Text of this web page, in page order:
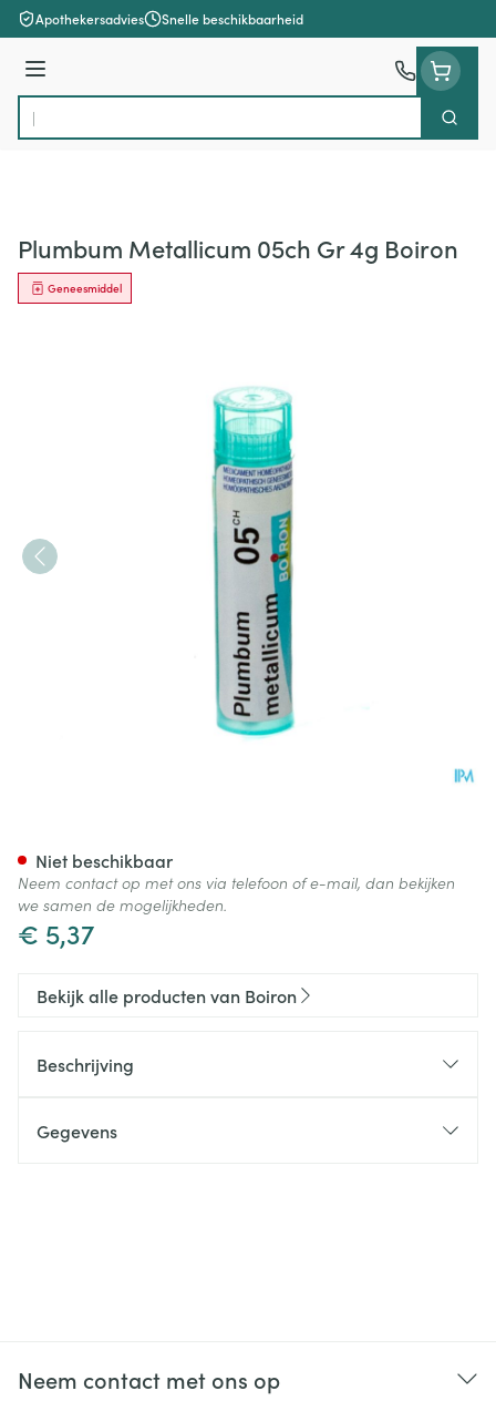
Ga naar de inhoud
Apothekersadvies Snelle beschikbaarheid
Menu
Product, merk, categorie...
Zoek
Plumbum Metallicum 05ch Gr 4g Boiron
Geneesmiddel
€ 5,37
Niet beschikbaar
Neem contact op met ons via telefoon of e-mail, dan bekijken
we samen de mogelijkheden.
Bekijk alle producten van Boiron
Beschrijving
Gegevens
Neem contact met ons op